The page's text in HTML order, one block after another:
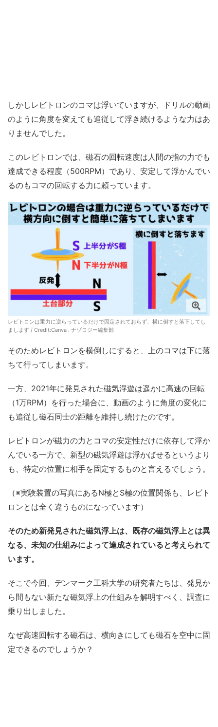
しかしレビトロンのコマは浮いていますが、ドリルの動画
のように角度を変えても追従して浮き続けるような力はあ
りませんでした。
このレビトロンでは、磁石の回転速度は人間の指の力でも
達成できる程度（500RPM）であり、安定して浮かんでい
るのもコマの回転する力に頼っています。
レビトロンは重力に逆らっているだけで固定されておらず、横に倒すと落下してし
まします / Credit:Canva . ナゾロジー編集部
そのためレビトロンを横倒しにすると、上のコマは下に落
ちて行ってしまいます。
一方、2021年に発見された磁気浮遊は遥かに高速の回転
（1万RPM）を行った場合に、動画のように角度の変化に
も追従し磁石同士の距離を維持し続けたのです。
レビトロンが磁力の力とコマの安定性だけに依存して浮か
んでいる一方で、新型の磁気浮遊は浮かばせるというより
も、特定の位置に相手を固定するものと言えるでしょう。
（※実験装置の写真にあるN極とS極の位置関係も、レビト
ロンとは全く違うものになっています）
そのため新発見された磁気浮上は、既存の磁気浮上とは異
なる、未知の仕組みによって達成されていると考えられて
います。
そこで今回、デンマーク工科大学の研究者たちは、発見か
ら間もない新たな磁気浮上の仕組みを解明すべく、調査に
乗り出しました。
なぜ高速回転する磁石は、横向きにしても磁石を空中に固
定できるのでしょうか？